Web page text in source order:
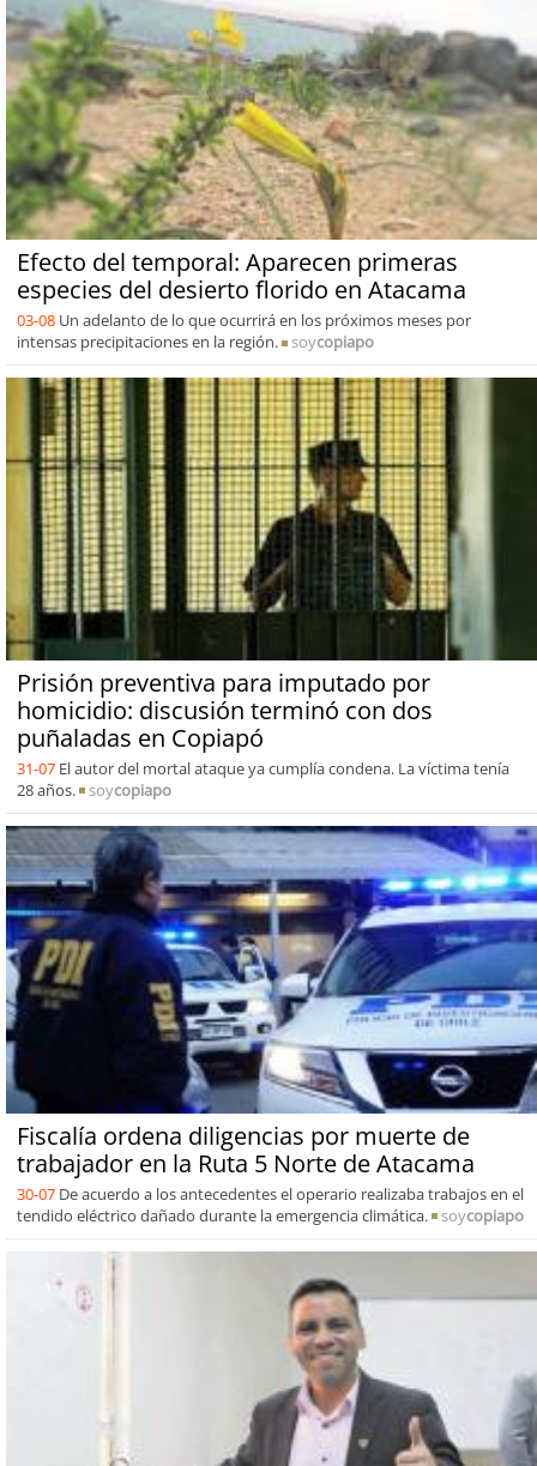
Efecto del temporal: Aparecen primeras
especies del desierto florido en Atacama
03-08 Un adelanto de lo que ocurrirá en los próximos meses por
intensas precipitaciones en la región.
soycopiapo
Prisión preventiva para imputado por
homicidio: discusión terminó con dos
puñaladas en Copiapó
31-07 El autor del mortal ataque ya cumplía condena. La víctima tenía
28 años.
soycopiapo
Fiscalía ordena diligencias por muerte de
trabajador en la Ruta 5 Norte de Atacama
30-07 De acuerdo a los antecedentes el operario realizaba trabajos en el
tendido eléctrico dañado durante la emergencia climática.
soycopiapo